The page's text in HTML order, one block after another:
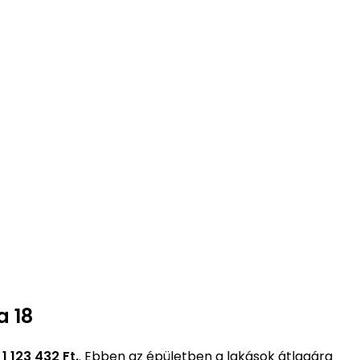
18
1 123 432 Ft.. Ebben az épületben a lakások átlagára